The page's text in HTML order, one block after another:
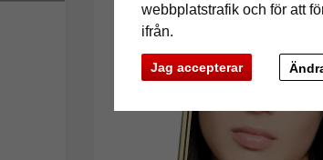
webbplatstrafik och för att
ifrån.
Jag accepterar